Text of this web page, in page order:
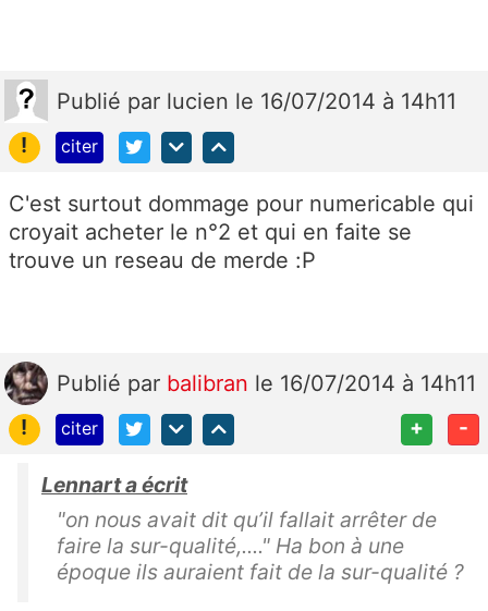
Publié par lucien le 16/07/2014 à 14h11
!
citer
C'est surtout dommage pour numericable qui
croyait acheter le n°2 et qui en faite se
trouve un reseau de merde :P
Publié par balibran le 16/07/2014 à 14h11
!
citer + -
Lennart a écrit
"on nous avait dit qu’il fallait arrêter de
faire la sur-qualité,...." Ha bon à une
époque ils auraient fait de la sur-qualité ?